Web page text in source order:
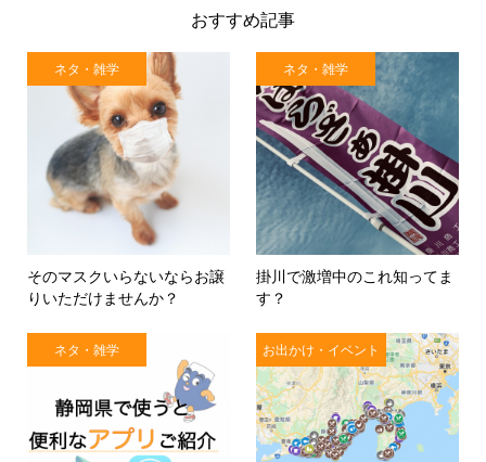
おすすめ記事
ネタ・雑学
そのマスクいらないならお譲
りいただけませんか？
ネタ・雑学
掛川で激増中のこれ知ってま
す？
ネタ・雑学 お出かけ・イベント